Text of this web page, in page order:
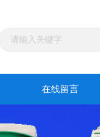
在线留言